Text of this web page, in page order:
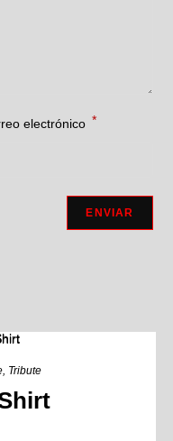
electrónico *
, Tribute